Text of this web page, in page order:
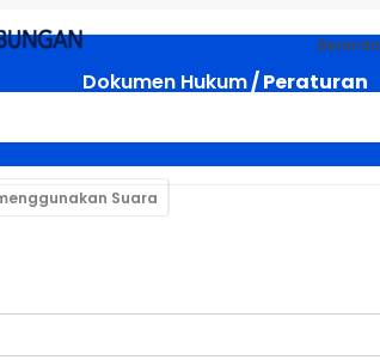
Beranda
Dokumen Hukum/ Peraturan
Suara